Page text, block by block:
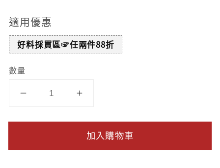
適用優惠
好料採買區☞任兩件88折
數量
加入購物車